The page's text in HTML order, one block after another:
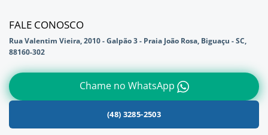
FALE CONOSCO
Rua Valentim Vieira, 2010 - Galpão 3 - Praia João Rosa, Biguaçu - SC,
88160-302
Chame no WhatsApp
(48) 3285-2503